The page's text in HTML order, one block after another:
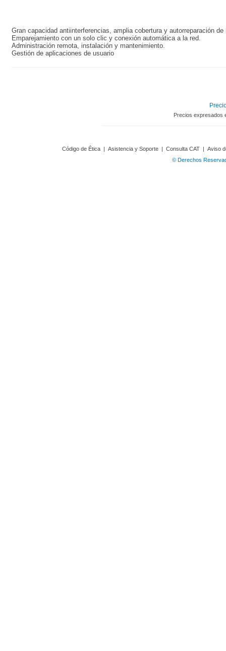
Gran capacidad antiinterferencias, amplia cobertura y autorreparación de
Emparejamiento con un solo clic y conexión automática a la red.
Administración remota, instalación y mantenimiento.
Gestión de aplicaciones de usuario
Precios expresados
Código de Ética | Asistencia y Soporte | Consulta CAT | Aviso
© Derechos